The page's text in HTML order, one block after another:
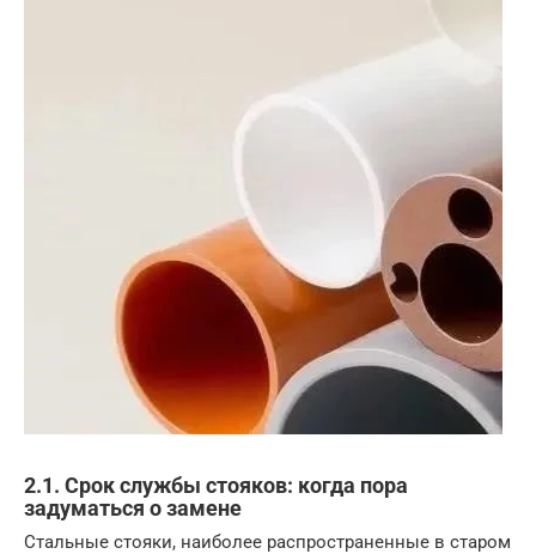
2.1. Срок службы стояков: когда пора
задуматься о замене
Стальные стояки, наиболее распространенные в старом